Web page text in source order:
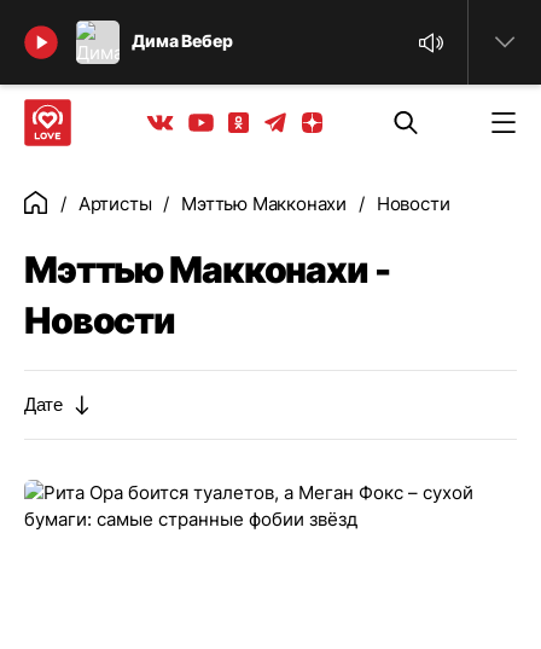
Дима Вебер
Найти
Вконтакте
YoutubeОдноклассники
ТелеграмЯндекс дзен
ГлавнаяАртисты Мэттью Макконахи Новости
Мэттью Макконахи -
Новости
Дате